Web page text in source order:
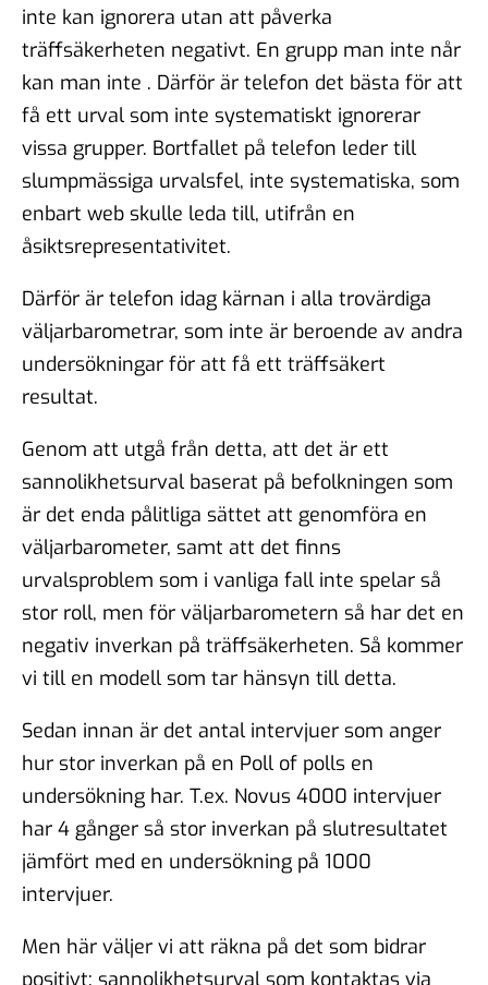
inte kan ignorera utan att påverka
träffsäkerheten negativt. En grupp man inte når
kan man inte . Därför är telefon det bästa för att
få ett urval som inte systematiskt ignorerar
vissa grupper. Bortfallet på telefon leder till
slumpmässiga urvalsfel, inte systematiska, som
enbart web skulle leda till, utifrån en
åsiktsrepresentativitet.
Därför är telefon idag kärnan i alla trovärdiga
väljarbarometrar, som inte är beroende av andra
undersökningar för att få ett träffsäkert
resultat.
Genom att utgå från detta, att det är ett
sannolikhetsurval baserat på befolkningen som
är det enda pålitliga sättet att genomföra en
väljarbarometer, samt att det finns
urvalsproblem som i vanliga fall inte spelar så
stor roll, men för väljarbarometern så har det en
negativ inverkan på träffsäkerheten. Så kommer
vi till en modell som tar hänsyn till detta.
Sedan innan är det antal intervjuer som anger
hur stor inverkan på en Poll of polls en
undersökning har. T.ex. Novus 4000 intervjuer
har 4 gånger så stor inverkan på slutresultatet
jämfört med en undersökning på 1000
intervjuer.
Men här väljer vi att räkna på det som bidrar
positivt: sannolikhetsurval som kontaktas via